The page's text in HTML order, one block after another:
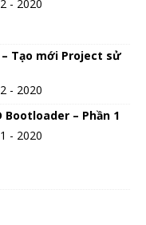
- 2020
– Tạo mới Project sử
- 2020
Bootloader – Phần 1
- 2020